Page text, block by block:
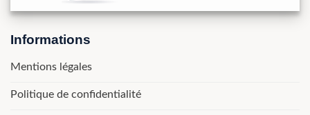
Informations
Mentions légales
Politique de confidentialité